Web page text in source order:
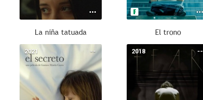
La niña tatuada El trono
--
2021 --
2018